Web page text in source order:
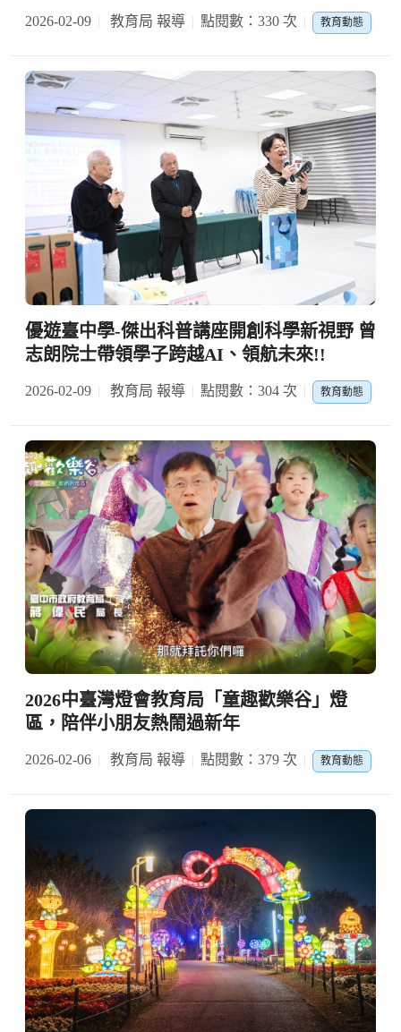
2026-02-09 教育局 報導 點閱數：330 次 教育動態
優遊臺中學-傑出科普講座開創科學新視野 曾
志朗院士帶領學子跨越AI、領航未來!!
2026-02-09 教育局 報導 點閱數：304 次 教育動態
2026中臺灣燈會教育局「童趣歡樂谷」燈
區，陪伴小朋友熱鬧過新年
2026-02-06 教育局 報導 點閱數：379 次 教育動態